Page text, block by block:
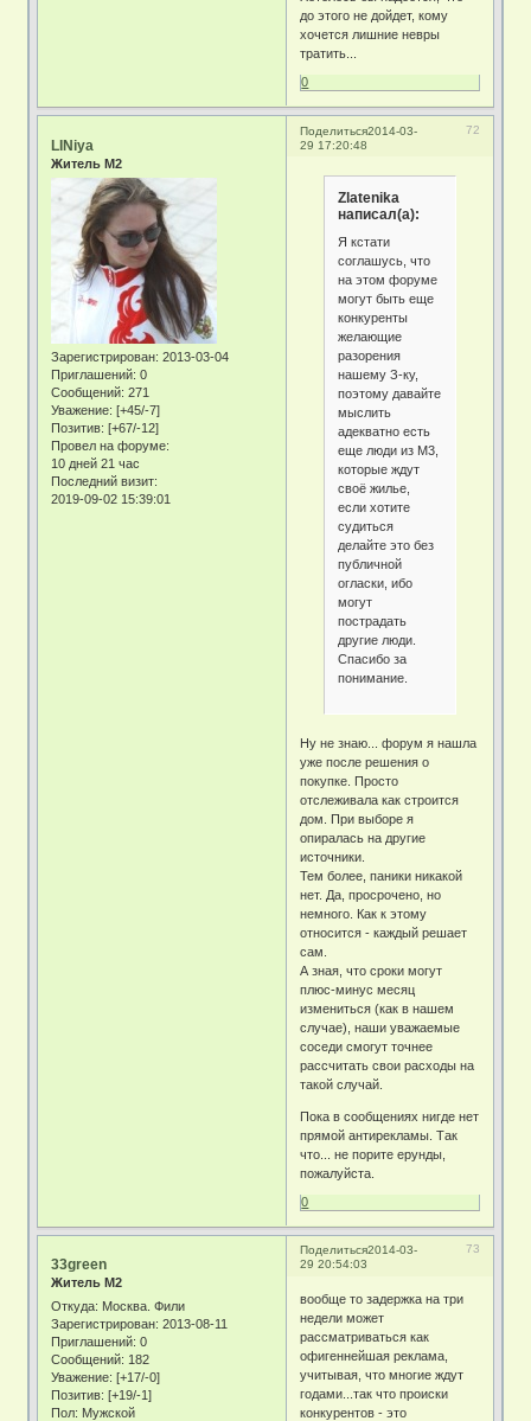
до этого не дойдет, кому
хочется лишние невры
тратить...
0
Поделиться 72
2014-03-
29 17:20:48
LINiya
Житель М2
Зарегистрирован: 2013-03-04
Приглашений: 0
Сообщений: 271
Уважение: [+45/-7]
Позитив: [+67/-12]
Провел на форуме:
10 дней 21 час
Последний визит:
2019-09-02 15:39:01
Zlatenika
написал(а):
Я кстати
соглашусь, что
на этом форуме
могут быть еще
конкуренты
желающие
разорения
нашему З-ку,
поэтому давайте
мыслить
адекватно есть
еще люди из М3,
которые ждут
своё жилье,
если хотите
судиться
делайте это без
публичной
огласки, ибо
могут
пострадать
другие люди.
Спасибо за
понимание.
Ну не знаю... форум я нашла
уже после решения о
покупке. Просто
отслеживала как строится
дом. При выборе я
опиралась на другие
источники.
Тем более, паники никакой
нет. Да, просрочено, но
немного. Как к этому
относится - каждый решает
сам.
А зная, что сроки могут
плюс-минус месяц
измениться (как в нашем
случае), наши уважаемые
соседи смогут точнее
рассчитать свои расходы на
такой случай.
Пока в сообщениях нигде нет
прямой антирекламы. Так
что... не порите ерунды,
пожалуйста.
0
Поделиться 73
2014-03-
29 20:54:03
33green
Житель М2
Откуда: Москва. Фили
Зарегистрирован: 2013-08-11
Приглашений: 0
Сообщений: 182
Уважение: [+17/-0]
Позитив: [+19/-1]
Пол: Мужской
вообще то задержка на три
недели может
рассматриваться как
офигеннейшая реклама,
учитывая, что многие ждут
годами...так что происки
конкурентов - это